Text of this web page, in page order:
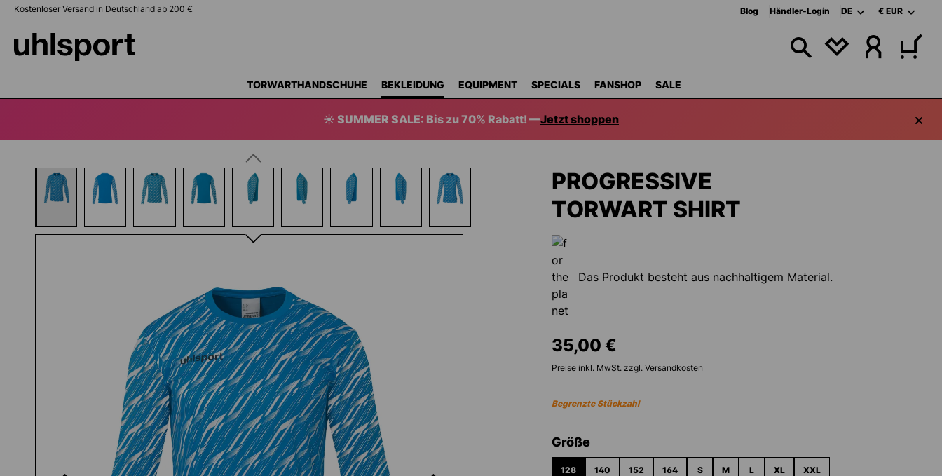
Zur Hauptnavigation springen
Kostenloser Versand in Deutschland ab 200 € Blog Händler-Login DE € EUR
DU HAST 0
TORWARTHANDSCHUHE BEKLEIDUNG EQUIPMENT SPECIALS FANSHOP SALE
☀️ SUMMER SALE: Bis zu 70% Rabatt! —Jetzt shoppen
Bildergalerie überspringen
PROGRESSIVE
TORWART SHIRT
Das Produkt besteht aus nachhaltigem Material.
35,00 €
Preise inkl. MwSt. zzgl. Versandkosten
Begrenzte Stückzahl
Größeauswählen
128 140 152 164 S M L XL XXL